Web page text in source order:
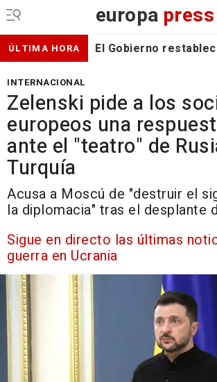
europa press
ÚLTIMA HORA El Gobierno
INTERNACIONAL
Zelenski pide a los
europeos una
ante el "teatro" de
Turquía
Acusa a Moscú de "destruir el
la diplomacia" tras el desplante
Sigue en directo las últimas
guerra en Ucrania